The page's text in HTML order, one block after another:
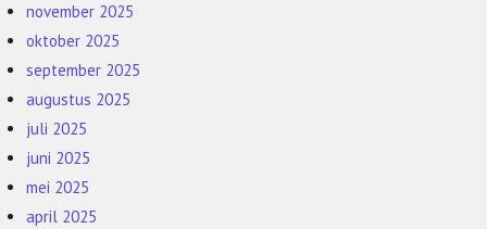
november 2025
oktober 2025
september 2025
augustus 2025
juli 2025
juni 2025
mei 2025
april 2025